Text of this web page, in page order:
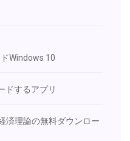
Windows 10
ドするアプリ
済理論の無料ダウンロー